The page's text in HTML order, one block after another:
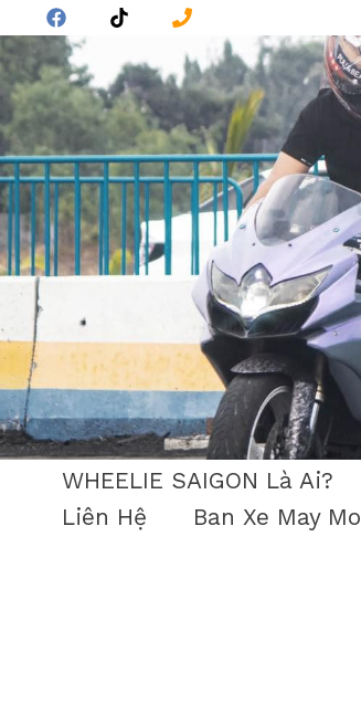
to
content
WHEELIE SAIGON Là Ai?
Liên Hệ
Ban Xe May